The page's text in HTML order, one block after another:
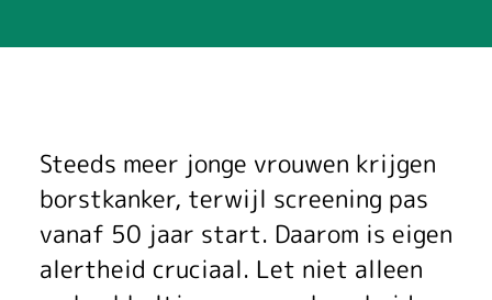
J
o
n
Steeds meer jonge vrouwen krijgen
borstkanker, terwijl screening pas
vanaf 50 jaar start. Daarom is eigen
alertheid cruciaal. Let niet alleen